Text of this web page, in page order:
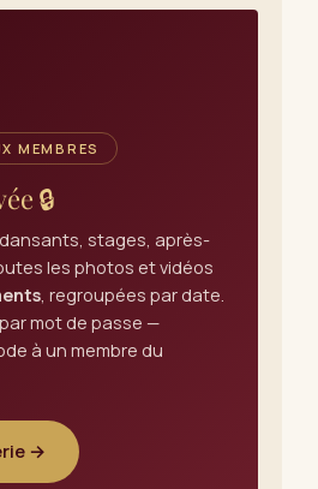
MEMBRES
🔒
stages, après-
les photos et vidéos
, regroupées par date.
mot de passe —
à un membre du
→